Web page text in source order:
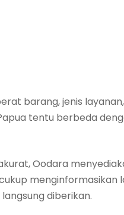
barang, jenis
tentu berbeda
Oodara
menginformasikan
diberikan.